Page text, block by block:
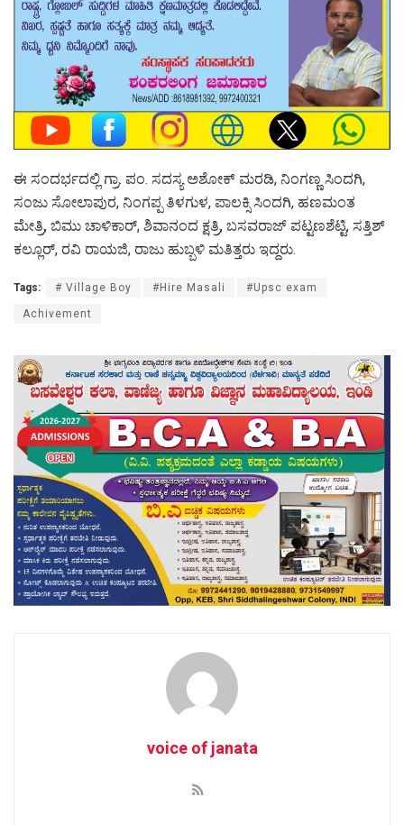
ಈ ಸಂದರ್ಭದಲ್ಲಿ ಗ್ರಾ. ಪಂ. ಸದಸ್ಯ ಅಶೋಕ್ ಮರಡಿ, ನಿಂಗಣ್ಣ ಸಿಂದಗಿ,
ಸಂಜು ಸೋಲಾಪುರ, ನಿಂಗಪ್ಪ ತಿಳಗುಳ, ಪಾಲಕ್ಸಿ ಸಿಂದಗಿ, ಹಣಮಂತ
ಮೇತ್ರಿ, ಬಿಮು ಚಾಳಿಕಾರ್, ಶಿವಾನಂದ ಕ್ಷತ್ರಿ, ಬಸವರಾಜ್ ಪಟ್ಟಣಶೆಟ್ಟಿ, ಸತ್ತಿಶ್
ಕಲ್ಲೂರ್, ರವಿ ರಾಯಜಿ, ರಾಜು ಹುಬ್ಬಳಿ ಮತಿತ್ತರು ಇದ್ದರು.
Tags: # Village Boy #Hire Masali #Upsc exam
Achivement
voice of janata